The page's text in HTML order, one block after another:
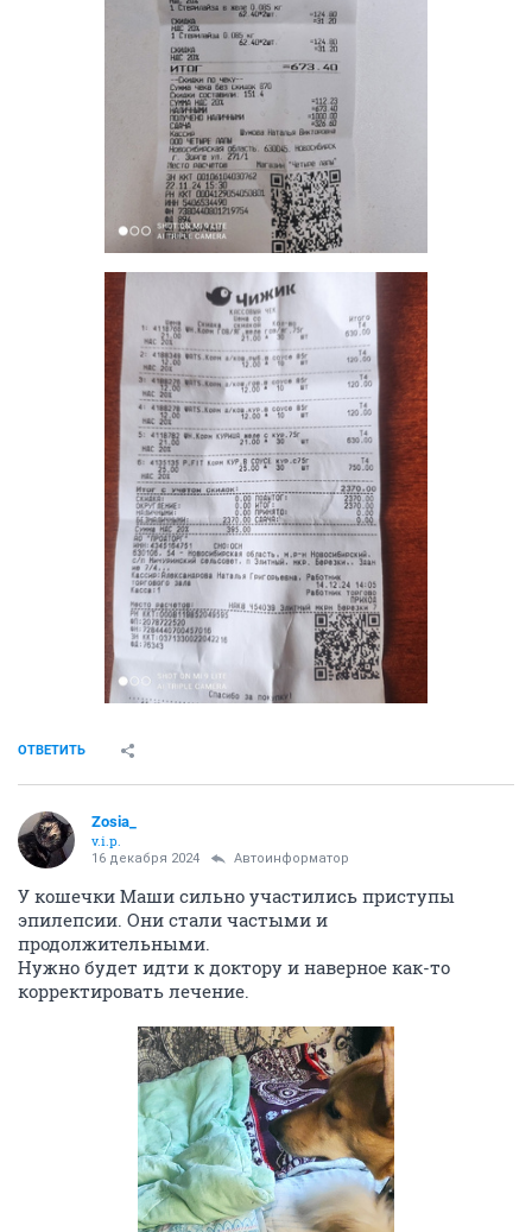
ОТВЕТИТЬ
Zosia_
v.i.p.
16 декабря 2024 Автоинформатор
У кошечки Маши сильно участились приступы
эпилепсии. Они стали частыми и
продолжительными.
Нужно будет идти к доктору и наверное как-то
корректировать лечение.